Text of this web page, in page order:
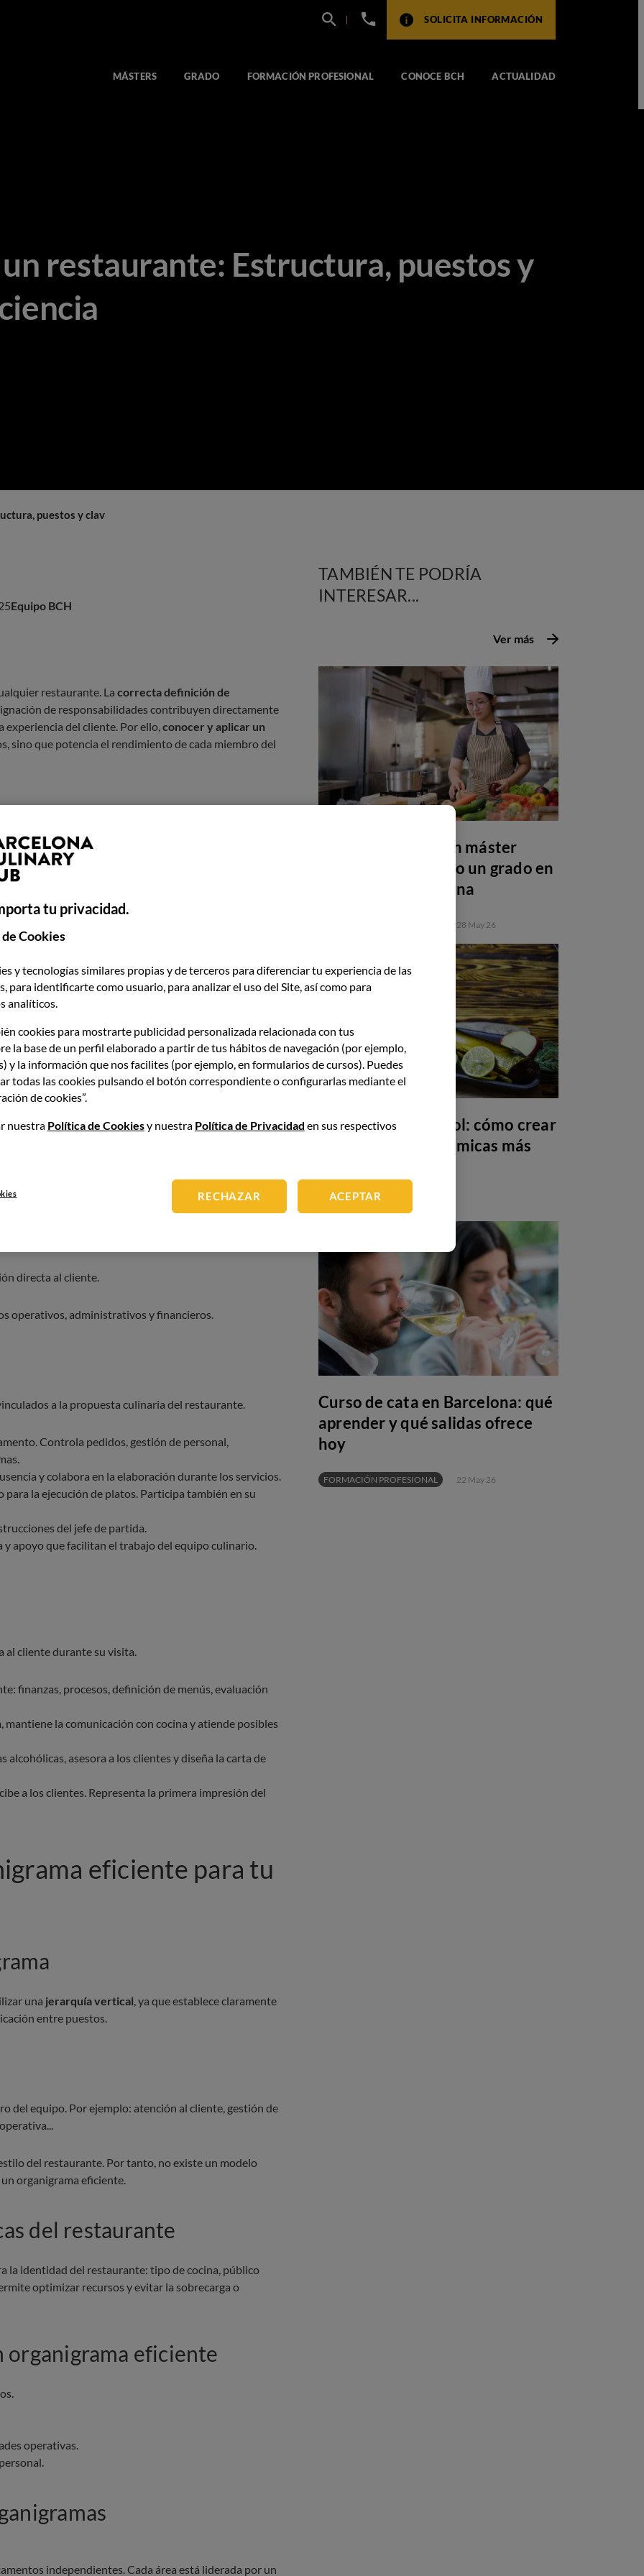
+34
SOLICITA INFORMACIÓN
MÁSTERS GRADO FORMACIÓN PROFESIONAL CONOCE BCH ACTUALIDAD
restaurante: Estructura, puestos y
puestos y claves para la eficiencia
Equipo BCH
restaurante. La correcta definición de
de responsabilidades contribuyen directamente
experiencia del cliente. Por ello,conocer y aplicar un
sino que potencia el rendimiento de cada miembro del
de un restaurante?
visualque representa la estructura organizativa del
área con su correspondiente responsable y visualizar
e indispensable
interna, establecelíneas de mando clarasy reduce
Además, favorece la productividad al permitir una
el organigrama de
del trabajo conjunto. Según el tamaño de la empresa,
directa al cliente.
operativos, administrativos y financieros.
a la propuesta culinaria del restaurante.
Controla pedidos, gestión de personal,
y colabora en la elaboración durante los servicios.
para la ejecución de platos. Participa también en su
del jefe de partida.
y apoyo que facilitan el trabajo del equipo culinario.
al cliente durante su visita.
finanzas, procesos, definición de menús, evaluación
mantiene la comunicación con cocina y atiende posibles
alcohólicas, asesora a los clientes y diseña la carta de
a los clientes. Representa la primera impresión del
eficiente para tu
una jerarquía vertical, ya que establece claramente
entre puestos.
del equipo. Por ejemplo: atención al cliente, gestión de
del restaurante. Por tanto, no existe un modelo
organigrama eficiente.
del restaurante
la identidad del restaurante: tipo de cocina, público
optimizar recursos y evitar la sobrecarga o
organigrama eficiente
operativas.
independientes. Cada área está liderada por un
TAMBIÉN TE PODRÍA
INTERESAR...
Por qué estudiar un máster
después de una FP o un grado en
gastronomía y cocina
28 May 26
Maridaje sin alcohol: cómo crear
armonías gastronómicas más
GASTRONOMÍA
Curso de cata en Barcelona: qué
aprender y qué salidas ofrece
hoy
FORMACIÓN PROFESIONAL 22 May 26
Ver más
tu privacidad.
Cookies
y tecnologías similares propias y de terceros para diferenciar tu experiencia de las
para identificarte como usuario, para analizar el uso del Site, así como para
analíticos.
cookies para mostrarte publicidad personalizada relacionada con tus
la base de un perfil elaborado a partir de tus hábitos de navegación (por ejemplo,
y la información que nos facilites (por ejemplo, en formularios de cursos). Puedes
todas las cookies pulsando el botón correspondiente o configurarlas mediante el
de cookies”.
nuestra Política de Cookiesy nuestra Política de Privacidad en sus respectivos
RECHAZAR ACEPTAR